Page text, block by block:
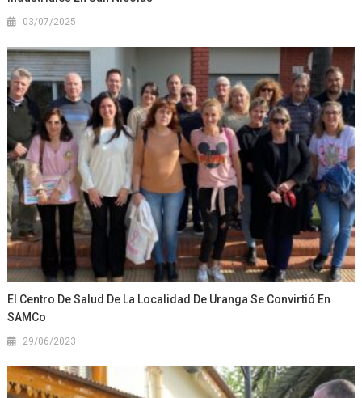
03/07/2025
El Centro De Salud De La Localidad De Uranga Se Convirtió En
SAMCo
29/06/2023